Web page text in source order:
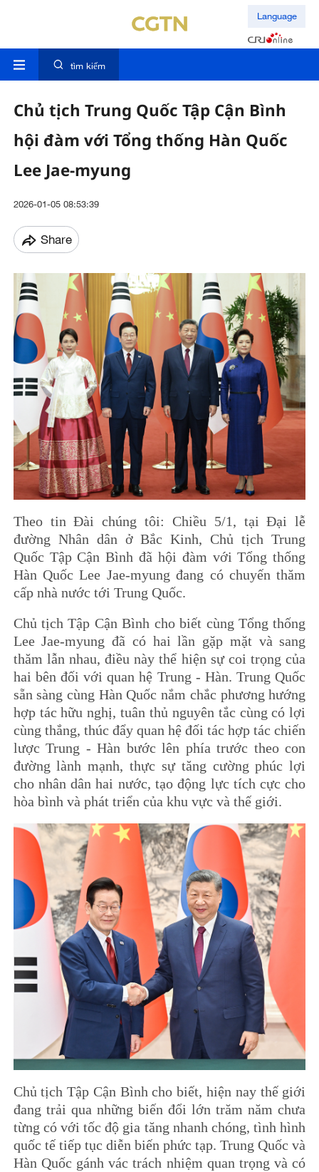
Language
tìm kiếm
Chủ tịch Trung Quốc Tập Cận Bình
hội đàm với Tổng thống Hàn Quốc
Lee Jae-myung
2026-01-05 08:53:39
Share
Theo tin Đài chúng tôi: Chiều 5/1, tại Đại lễ
đường Nhân dân ở Bắc Kinh, Chủ tịch Trung
Quốc Tập Cận Bình đã hội đàm với Tổng thống
Hàn Quốc Lee Jae-myung đang có chuyến thăm
cấp nhà nước tới Trung Quốc.
Chủ tịch Tập Cận Bình cho biết cùng Tổng thống
Lee Jae-myung đã có hai lần gặp mặt và sang
thăm lẫn nhau, điều này thể hiện sự coi trọng của
hai bên đối với quan hệ Trung - Hàn. Trung Quốc
sẵn sàng cùng Hàn Quốc nắm chắc phương hướng
hợp tác hữu nghị, tuân thủ nguyên tắc cùng có lợi
cùng thắng, thúc đẩy quan hệ đối tác hợp tác chiến
lược Trung - Hàn bước lên phía trước theo con
đường lành mạnh, thực sự tăng cường phúc lợi
cho nhân dân hai nước, tạo động lực tích cực cho
hòa bình và phát triển của khu vực và thế giới.
Chủ tịch Tập Cận Bình cho biết, hiện nay thế giới
đang trải qua những biến đổi lớn trăm năm chưa
từng có với tốc độ gia tăng nhanh chóng, tình hình
quốc tế tiếp tục diễn biến phức tạp. Trung Quốc và
Hàn Quốc gánh vác trách nhiệm quan trọng và có